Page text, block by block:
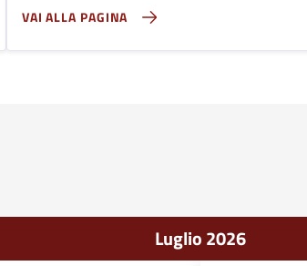
VAI ALLA PAGINA
Luglio 2026